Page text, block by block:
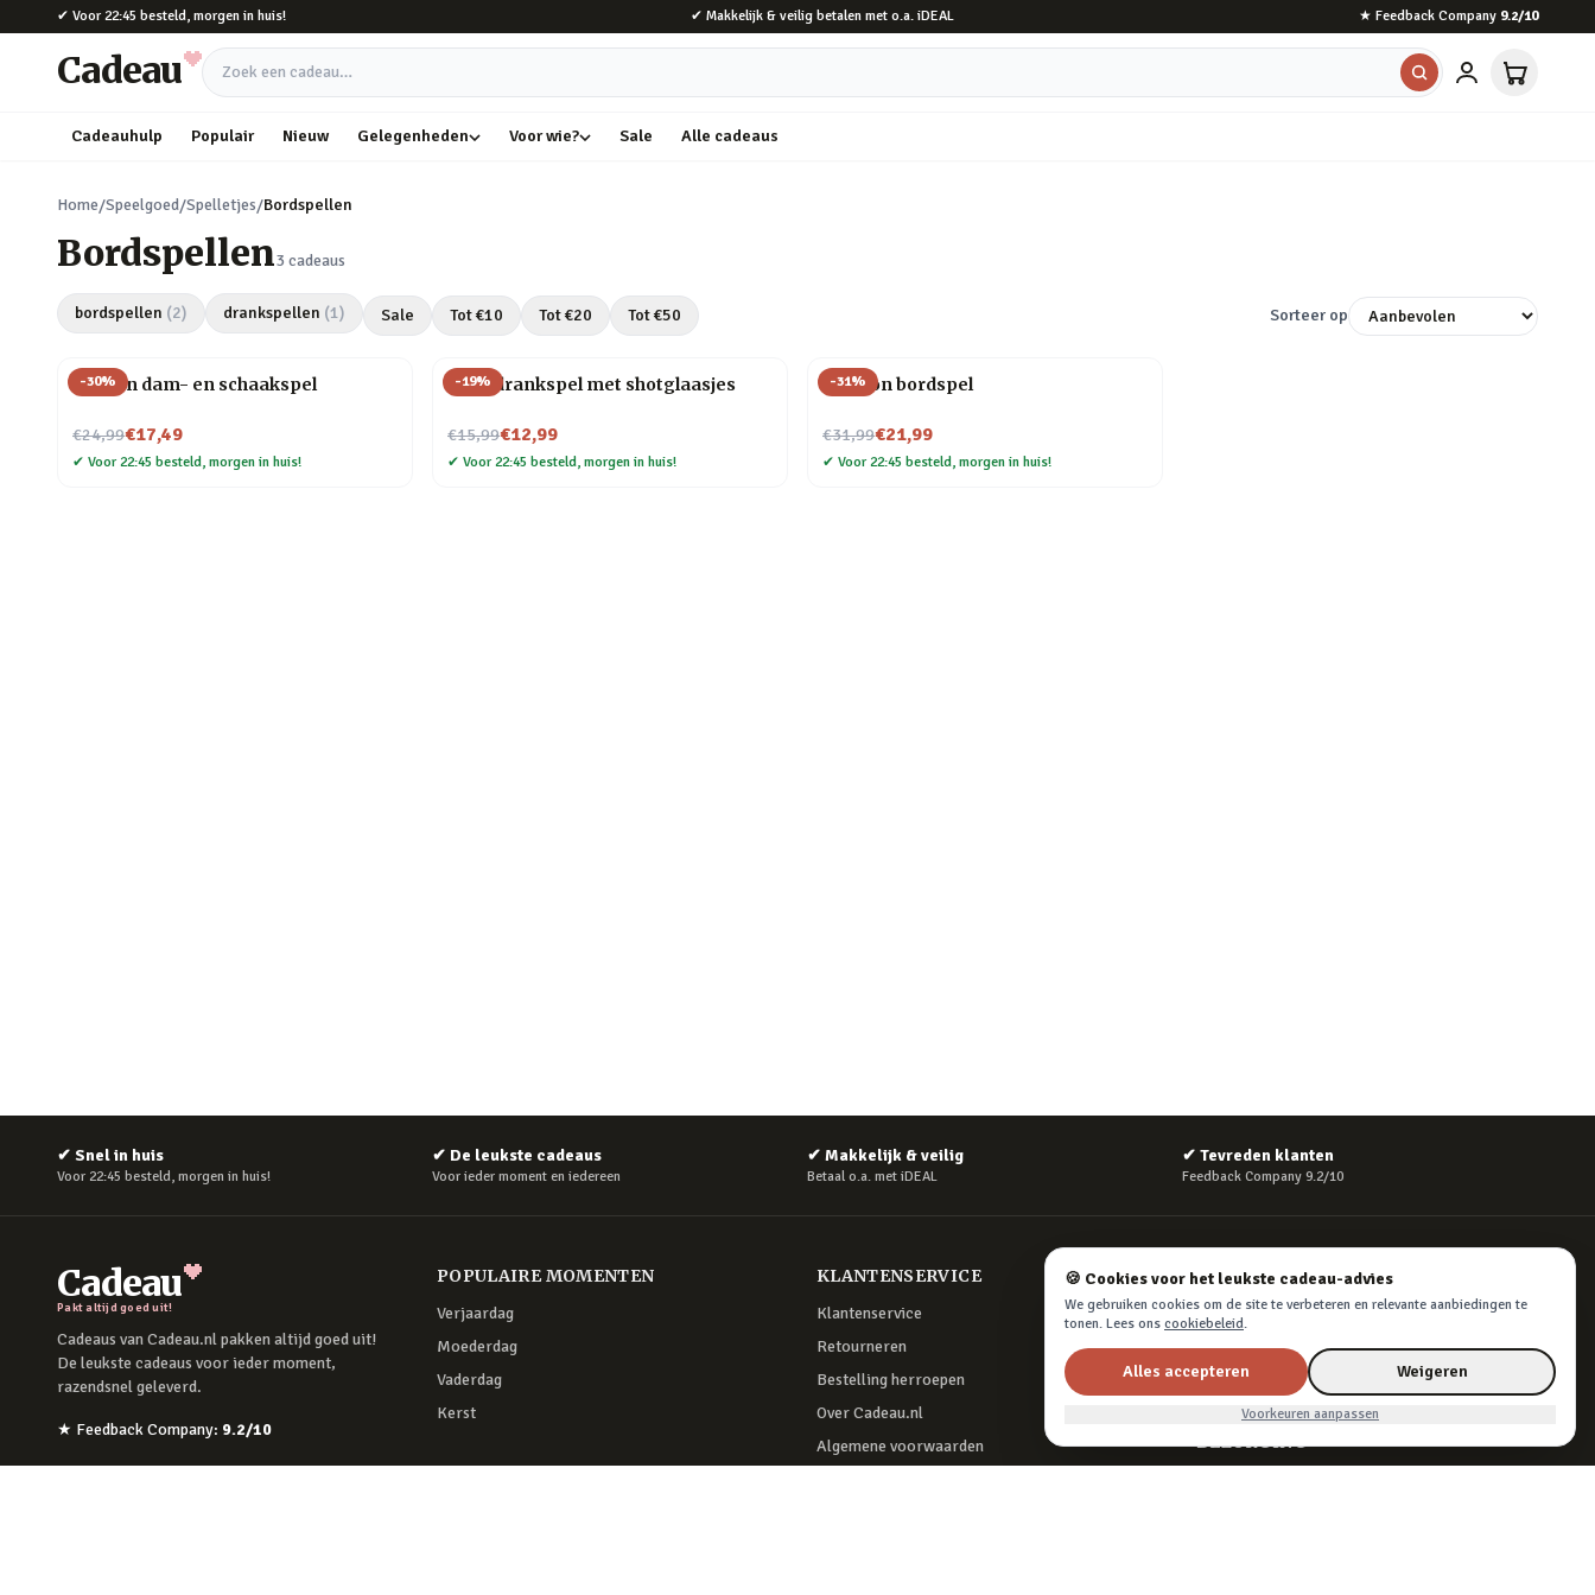
Naar hoofdinhoud
✔ Voor 22:45 besteld, morgen in huis! ✔ Makkelijk & veilig betalen met o.a. iDEAL ★ Feedback Company 9.2/10
Cadeau Zoek een cadeau
Cadeauhulp Populair Nieuw Gelegenheden Voor wie? Sale Alle cadeaus
Home/Speelgoed/Spelletjes/Bordspellen
Bordspellen3 cadeaus
bordspellen (2) drankspellen (1) Sale Tot €10 Tot €20 Tot €50 Sorteer op
-30%
Houten dam- en schaakspel
€24,99
Nu voor€17,49
✔ Voor 22:45 besteld, morgen in huis!
-19%
Ludo drankspel met shotglaasjes
€15,99
Nu voor€12,99
✔ Voor 22:45 besteld, morgen in huis!
-31%
IJssalon bordspel
€31,99
Nu voor€21,99
✔ Voor 22:45 besteld, morgen in huis!
✔ Snel in huis
Voor 22:45 besteld, morgen in huis!
✔ De leukste cadeaus
Voor ieder moment en iedereen
✔ Makkelijk & veilig
Betaal o.a. met iDEAL
✔ Tevreden klanten
Feedback Company 9.2/10
Cadeau
Pakt altijd goed uit!
Cadeaus van Cadeau.nl pakken altijd goed uit!
De leukste cadeaus voor ieder moment,
razendsnel geleverd.
★ Feedback Company: 9.2/10
POPULAIRE MOMENTEN
Verjaardag
Moederdag
Vaderdag
Kerst
KLANTENSERVICE
Klantenservice
Retourneren
Bestelling herroepen
Over Cadeau.nl
Algemene voorwaarden
VEILIG BETALEN
iDEAL, creditcard, PayPal of Billink achteraf betalen
BEZORGING
🍪 Cookies voor het leukste cadeau-advies
We gebruiken cookies om de site te verbeteren en relevante aanbiedingen te
tonen. Lees ons cookiebeleid.
Alles accepteren Weigeren
Voorkeuren aanpassen